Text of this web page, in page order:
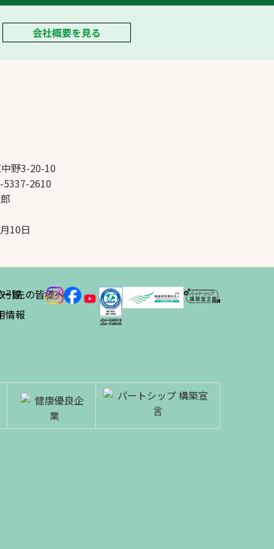
会社概要を見る
野3-20-10
2610
10日
一覧
引先の皆様へ
情報